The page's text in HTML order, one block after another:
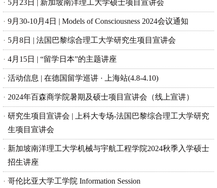
5月23日 | 新加坡南洋理工大学硕士项目宣讲会
9月30-10月4日 | Models of Consciousness 2024会议通知
5月8日 | 法国巴黎综合理工大学研究生项目宣讲会
4月15日 | “留学日本”的主题讲座
活动信息 | 在德国留学巡讲 · 上海站(4.8-4.10)
2024年百森商学院暑期及硕士项目宣讲会（线上宣讲）
研究生项目宣讲会 | 上科大专场-法国巴黎综合理工大学研究
生项目宣讲会
新加坡南洋理工大学机械与宇航工程学院2024秋季入学硕士
招生讲座
哥伦比亚大学工学院 Information Session